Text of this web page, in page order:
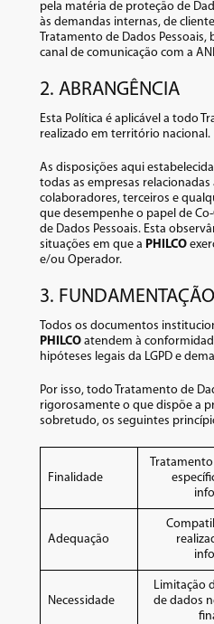
pela matéria de proteção de
às demandas internas, de
Tratamento de Dados
canal de comunicação com a
2. ABRANGÊNCIA
Esta Política é aplicável a todo
realizado em território nacional.
As disposições aqui
todas as empresas relacionadas
colaboradores, terceiros e
que desempenhe o papel de
de Dados Pessoais. Esta
situações em que a PHILCO
e/ou Operador.
3.
Todos os documentos
PHILCO atendem à
hipóteses legais da LGPD e
Por isso, todo Tratamento de
rigorosamente o que dispõe a
sobretudo, os seguintes
Finalidade
Adequação
Necessidade
Limitação
de dados